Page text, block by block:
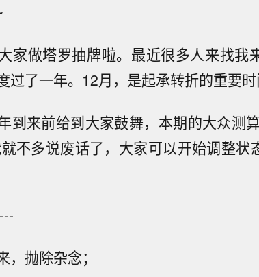
家做塔罗抽牌啦。最近很多人来找我
过了一年。12月，是起承转折的重要时
到来前给到大家鼓舞，本期的大众测
不多说废话了，大家可以开始调整状
抛除杂念；